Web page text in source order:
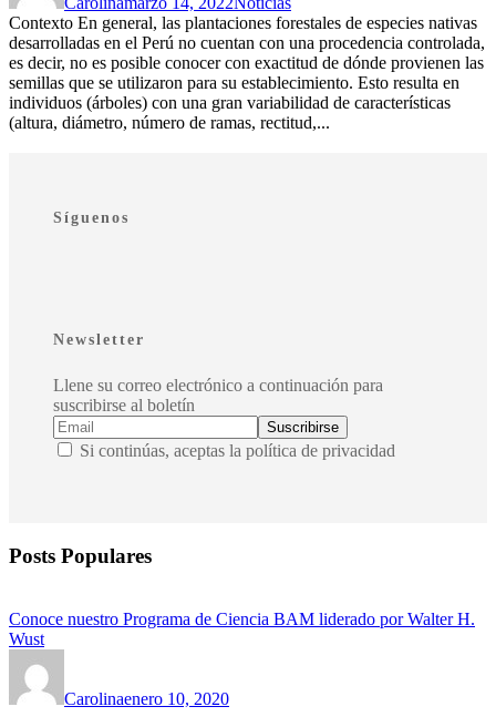
Contexto En general, las plantaciones forestales de especies nativas
desarrolladas en el Perú no cuentan con una procedencia controlada,
es decir, no es posible conocer con exactitud de dónde provienen las
semillas que se utilizaron para su establecimiento. Esto resulta en
individuos (árboles) con una gran variabilidad de características
(altura, diámetro, número de ramas, rectitud,...
Síguenos
Newsletter
Llene su correo electrónico a continuación para
suscribirse al boletín
Si continúas, aceptas la política de privacidad
Posts Populares
Conoce nuestro Programa de Ciencia BAM liderado por Walter H.
Wust
Carolinaenero 10, 2020